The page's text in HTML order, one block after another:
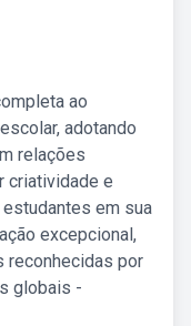
ao
adotando
relações
criatividade e
em sua
excepcional,
reconhecidas por
globais -